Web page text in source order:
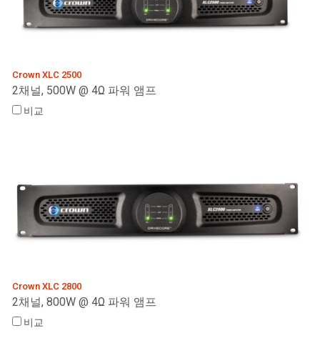
Crown XLC 2500
2채널, 500W @ 4Ω 파워 앰프
비교
Crown XLC 2800
2채널, 800W @ 4Ω 파워 앰프
비교